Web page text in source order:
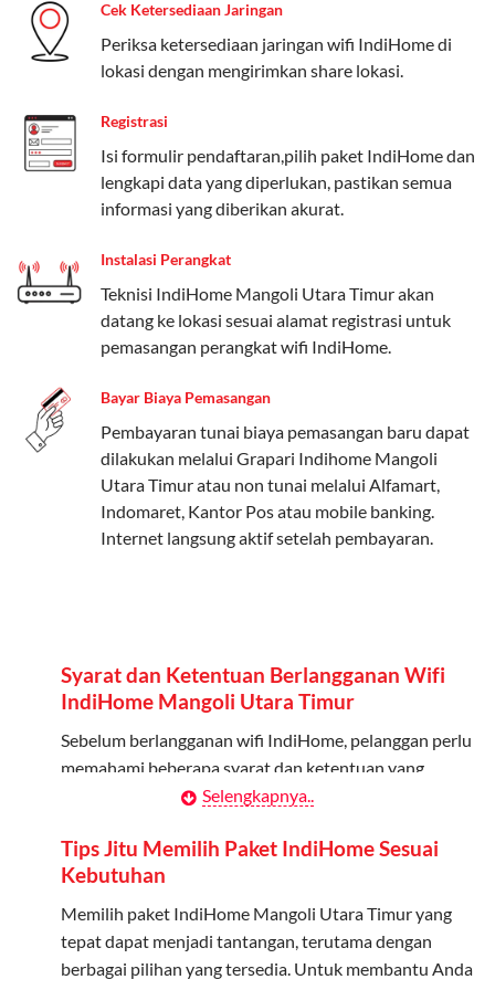
Pengguna bisa memilih sesuai kebutuhan, baik untuk
internet, komunikasi, atau hiburan.
Complete untuk yang menginginkan fitur lengkap,
dan Paket Dynamic IP untuk pengguna yang
memprioritaskan kecepatan internet tinggi.
Salah satu fitur unggulan Telkomsel One adalah Paket
Kuota Keluarga. Dengan kuota hingga 30 GB, Anda
bisa membagikan internet kepada anggota keluarga
atau teman tanpa perlu khawatir kehabisan kuota.
Kuota Keluarga 30 GB
Kuota ini dapat digunakan secara bersama-sama oleh
Admin (pelanggan utama) dan anggota yang terdaftar.
Bisa Dibagi Hingga 5 Anggota
Kuota keluarga bisa digunakan di seluruh Indonesia
Tidak Berlaku untuk Roaming
Kuota ini hanya bisa digunakan di dalam negeri.
Cara Menggunakan Kuota Keluarga
Daftarkan Anggota: Admin dapat mendaftarkan anggota
melalui aplikasi MyTelkomsel atau website Telkomsel One.
Bagikan Kuota: Setelah terdaftar, anggota bisa langsung
Cek Ketersediaan Jaringan
Periksa ketersediaan jaringan wifi IndiHome di
lokasi dengan mengirimkan share lokasi.
Registrasi
Isi formulir pendaftaran,pilih paket IndiHome dan
lengkapi data yang diperlukan, pastikan semua
informasi yang diberikan akurat.
Instalasi Perangkat
Teknisi IndiHome Mangoli Utara Timur akan
datang ke lokasi sesuai alamat registrasi untuk
pemasangan perangkat wifi IndiHome.
Bayar Biaya Pemasangan
Pembayaran tunai biaya pemasangan baru dapat
dilakukan melalui Grapari Indihome Mangoli
Utara Timur atau non tunai melalui Alfamart,
Indomaret, Kantor Pos atau mobile banking.
Internet langsung aktif setelah pembayaran.
Syarat dan Ketentuan Berlangganan Wifi
IndiHome Mangoli Utara Timur
Sebelum berlangganan wifi IndiHome, pelanggan perlu
memahami beberapa syarat dan ketentuan yang
Kontrak Berlangganan
Pelanggan harus menandatangani Kontrak
Berlangganan yang mencakup data pelanggan, jenis
layanan indihome Mangoli Utara Timur yang dipilih,
serta syarat dan ketentuan yang berlaku. Kontrak ini
Selengkapnya..
Tips Jitu Memilih Paket IndiHome Sesuai
Kebutuhan
Memilih paket IndiHome Mangoli Utara Timur yang
tepat dapat menjadi tantangan, terutama dengan
berbagai pilihan yang tersedia. Untuk membantu Anda